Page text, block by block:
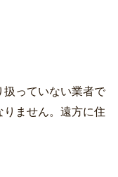
扱っていない業者で
ません。遠方に住